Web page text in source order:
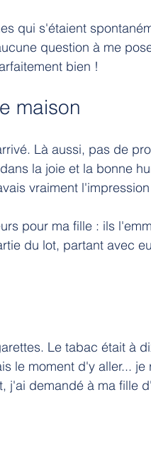
qui s'étaient
question à me
bien !
maison
Là aussi, pas de
la joie et la bonne
vraiment
pour ma fille : ils
du lot, partant avec
Le tabac était à
le moment d'y aller... je
j'ai demandé à ma fille